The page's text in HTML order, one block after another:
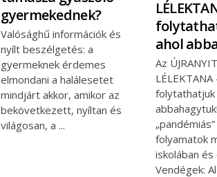
gyermekednek?
Valósághű információk és
nyílt beszélgetés: a
gyermeknek érdemes
elmondani a halálesetet
mindjárt akkor, amikor az
bekövetkezett, nyíltan és
világosan, a
ahol
Az
folytathatjuk
folyamatok
iskolában
Vendégek: